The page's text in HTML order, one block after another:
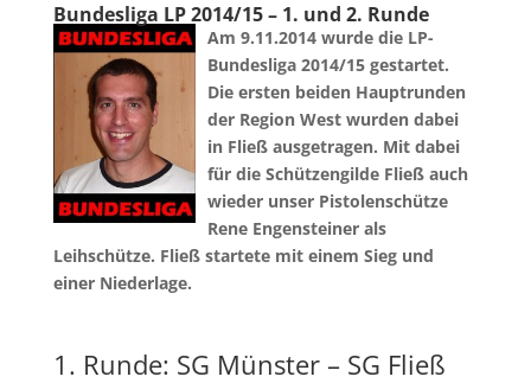
Bundesliga LP 2014/15 – 1. und 2. Runde
Am 9.11.2014 wurde die LP-
Bundesliga 2014/15 gestartet.
Die ersten beiden Hauptrunden
der Region West wurden dabei
in Fließ ausgetragen. Mit dabei
für die Schützengilde Fließ auch
wieder unser Pistolenschütze
Rene Engensteiner als
Leihschütze. Fließ startete mit einem Sieg und
einer Niederlage.
1. Runde: SG Münster – SG Fließ